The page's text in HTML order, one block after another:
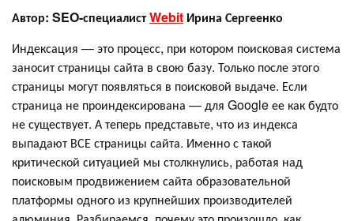
Автор: SEO-специалистWebit Ирина Сергеенко
Индексация — это процесс, при котором поисковая система
заносит страницы сайта в свою базу. Только после этого
страницы могут появляться в поисковой выдаче. Если
страница не проиндексирована — для Google ее как будто
не существует. А теперь представьте, что из индекса
выпадают ВСЕ страницы сайта. Именно с такой
критической ситуацией мы столкнулись, работая над
поисковым продвижением сайта образовательной
платформы одного из крупнейших производителей